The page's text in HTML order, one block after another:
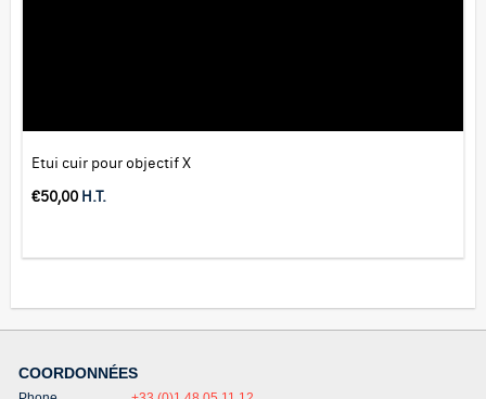
Etui cuir pour objectif X
€50,00 H.T.
COORDONNÉES